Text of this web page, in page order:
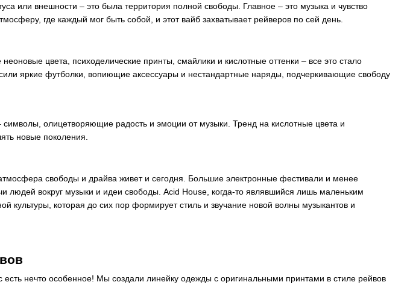
или внешности – это была территория полной свободы. Главное – это музыка и чувство
где каждый мог быть собой, и этот вайб захватывает рейверов по сей день.
цвета, психоделические принты, смайлики и кислотные оттенки – все это стало
яркие футболки, вопиющие аксессуары и нестандартные наряды, подчеркивающие свободу
олицетворяющие радость и эмоции от музыки. Тренд на кислотные цвета и
новые поколения.
свободы и драйва живет и сегодня. Большие электронные фестивали и менее
людей вокруг музыки и идеи свободы. Acid House, когда-то являвшийся лишь маленьким
культуры, которая до сих пор формирует стиль и звучание новой волны музыкантов и
нечто особенное! Мы создали линейку одежды с оригинальными принтами в стиле рейвов